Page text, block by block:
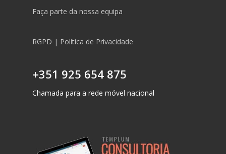
Faça parte da nossa equipa
RGPD | Política de Privacidade
+351 925 654 875
Chamada para a rede móvel nacional